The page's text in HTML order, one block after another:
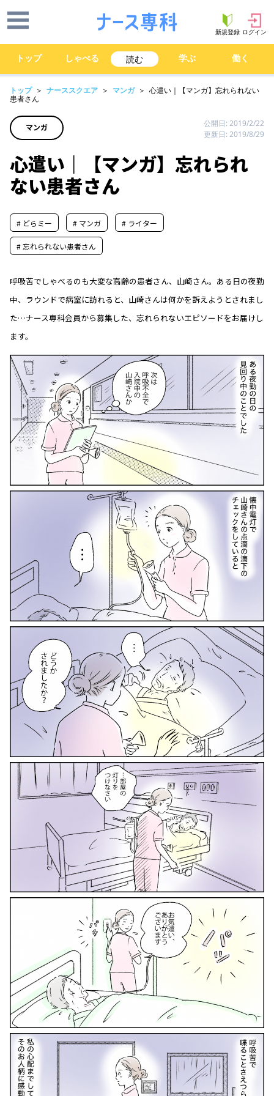
新規登録 ログイン
トップ しゃべる 読む 学ぶ 働く
トップ ＞ ナーススクエア ＞ マンガ ＞ 心遣い｜【マンガ】忘れられない
患者さん
マンガ
公開日: 2019/2/22
更新日: 2019/8/29
心遣い｜【マンガ】忘れられ
ない患者さん
# どらミー # マンガ # ライター
# 忘れられない患者さん
呼吸苦でしゃべるのも大変な高齢の患者さん、山崎さん。ある日の夜勤
中、ラウンドで病室に訪れると、山崎さんは何かを訴えようとされまし
た…ナース専科会員から募集した、忘れられないエピソードをお届けし
ます。